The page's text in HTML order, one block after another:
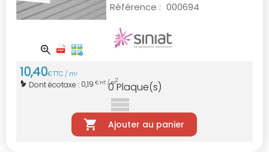
Référence : 000694
10,40€TTC / m2
Dont écotaxe : 0,19 € HT / m2
0 Plaque(s)
Ajouter au panier